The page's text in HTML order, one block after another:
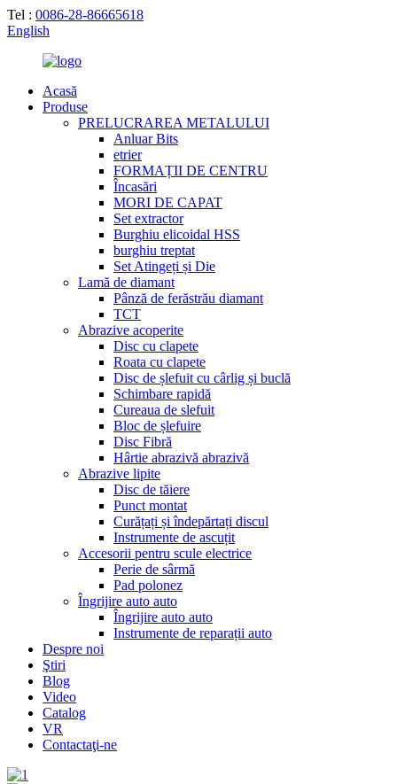
Tel : 0086-28-86665618
English
Acasă
Produse
PRELUCRAREA METALULUI
Anluar Bits
etrier
FORMAȚII DE CENTRU
Încasări
MORI DE CAPAT
Set extractor
Burghiu elicoidal HSS
burghiu treptat
Set Atingeți și Die
Lamă de diamant
Pânză de ferăstrău diamant
TCT
Abrazive acoperite
Disc cu clapete
Roata cu clapete
Disc de șlefuit cu cârlig și buclă
Schimbare rapidă
Cureaua de slefuit
Bloc de șlefuire
Disc Fibră
Hârtie abrazivă abrazivă
Abrazive lipite
Disc de tăiere
Punct montat
Curățați și îndepărtați discul
Instrumente de ascuțit
Accesorii pentru scule electrice
Perie de sârmă
Pad polonez
Îngrijire auto auto
Îngrijire auto auto
Instrumente de reparații auto
Despre noi
Ştiri
Blog
Video
Catalog
VR
Contactaţi-ne